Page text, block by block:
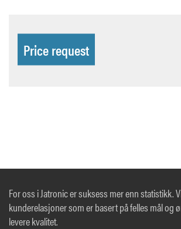
Price request
For oss i Jatronic er suksess mer enn statistikk.
kunderelasjoner som er basert på felles mål og
levere kvalitet.